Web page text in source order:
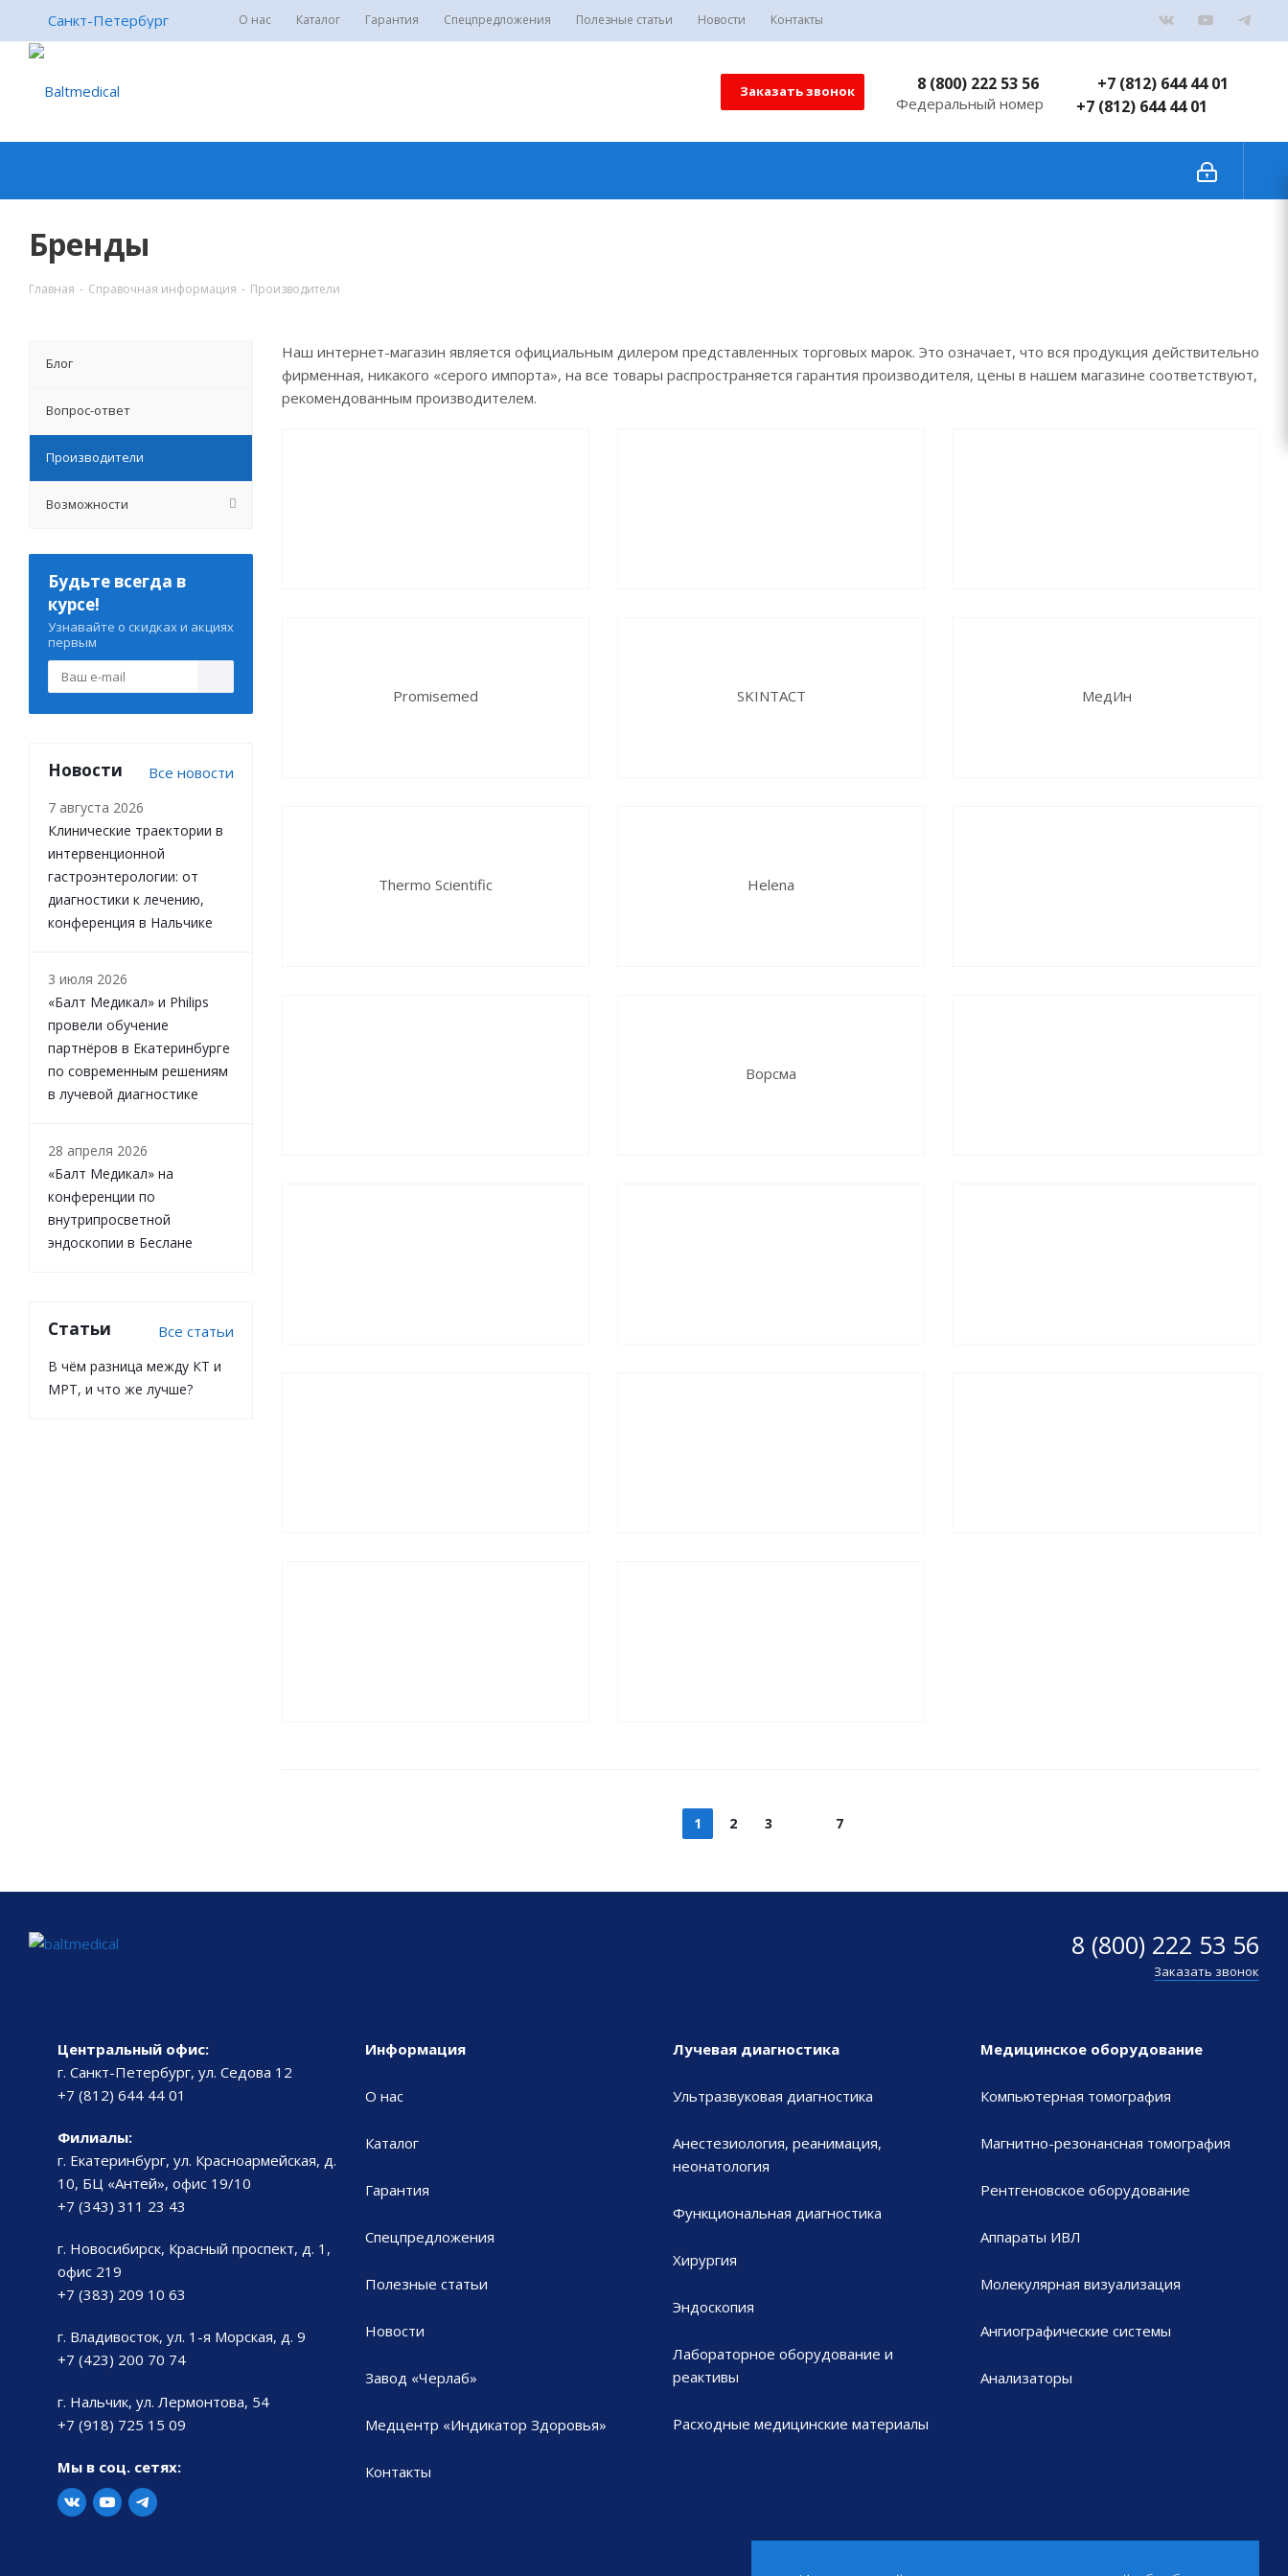
Санкт-Петербург О нас Каталог Гарантия Спецпредложения Полезные статьи Новости Контакты
Заказать звонок 8 (800) 222 53 56
Федеральный номер
+7 (812) 644 44 01
+7 (812) 644 44 01
Бренды
Главная - Справочная информация - Производители
Наш интернет-магазин является официальным дилером представленных торговых марок. Это означает, что вся продукция действительно
фирменная, никакого «серого импорта», на все товары распространяется гарантия производителя, цены в нашем магазине соответствуют,
рекомендованным производителем.
Promisemed SKINTACT МедИн
Thermo Scientific Helena
Ворсма
1 2 3 7
Блог
Вопрос-ответ
Производители
Возможности
Будьте всегда в
курсе!
Узнавайте о скидках и акциях
первым
Новости Все новости
7 августа 2026
Клинические траектории в
интервенционной
гастроэнтерологии: от
диагностики к лечению,
конференция в Нальчике
3 июля 2026
«Балт Медикал» и Philips
провели обучение
партнёров в Екатеринбурге
по современным решениям
в лучевой диагностике
28 апреля 2026
«Балт Медикал» на
конференции по
внутрипросветной
эндоскопии в Беслане
Статьи Все статьи
В чём разница между КТ и
МРТ, и что же лучше?
8 (800) 222 53 56
Заказать звонок
Центральный офис:
г. Санкт-Петербург, ул. Седова 12
+7 (812) 644 44 01
Филиалы:
г. Екатеринбург, ул. Красноармейская, д.
10, БЦ «Антей», офис 19/10
+7 (343) 311 23 43
г. Новосибирск, Красный проспект, д. 1,
офис 219
+7 (383) 209 10 63
г. Владивосток, ул. 1-я Морская, д. 9
+7 (423) 200 70 74
г. Нальчик, ул. Лермонтова, 54
+7 (918) 725 15 09
Мы в соц. сетях:
Информация
О нас
Каталог
Гарантия
Спецпредложения
Полезные статьи
Новости
Завод «Черлаб»
Медцентр «Индикатор Здоровья»
Контакты
Лучевая диагностика
Ультразвуковая диагностика
Анестезиология, реанимация,
неонатология
Функциональная диагностика
Хирургия
Эндоскопия
Лабораторное оборудование и
реактивы
Расходные медицинские материалы
Медицинское оборудование
Компьютерная томография
Магнитно-резонансная томография
Рентгеновское оборудование
Аппараты ИВЛ
Молекулярная визуализация
Ангиографические системы
Анализаторы